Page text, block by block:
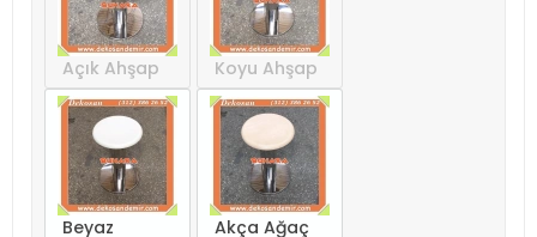
Açık Ahşap Koyu Ahşap
Beyaz Akça Ağaç